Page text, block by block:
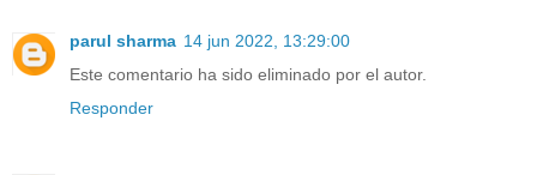
parul sharma 14 jun 2022, 13:29:00
Este comentario ha sido eliminado por el autor.
Responder